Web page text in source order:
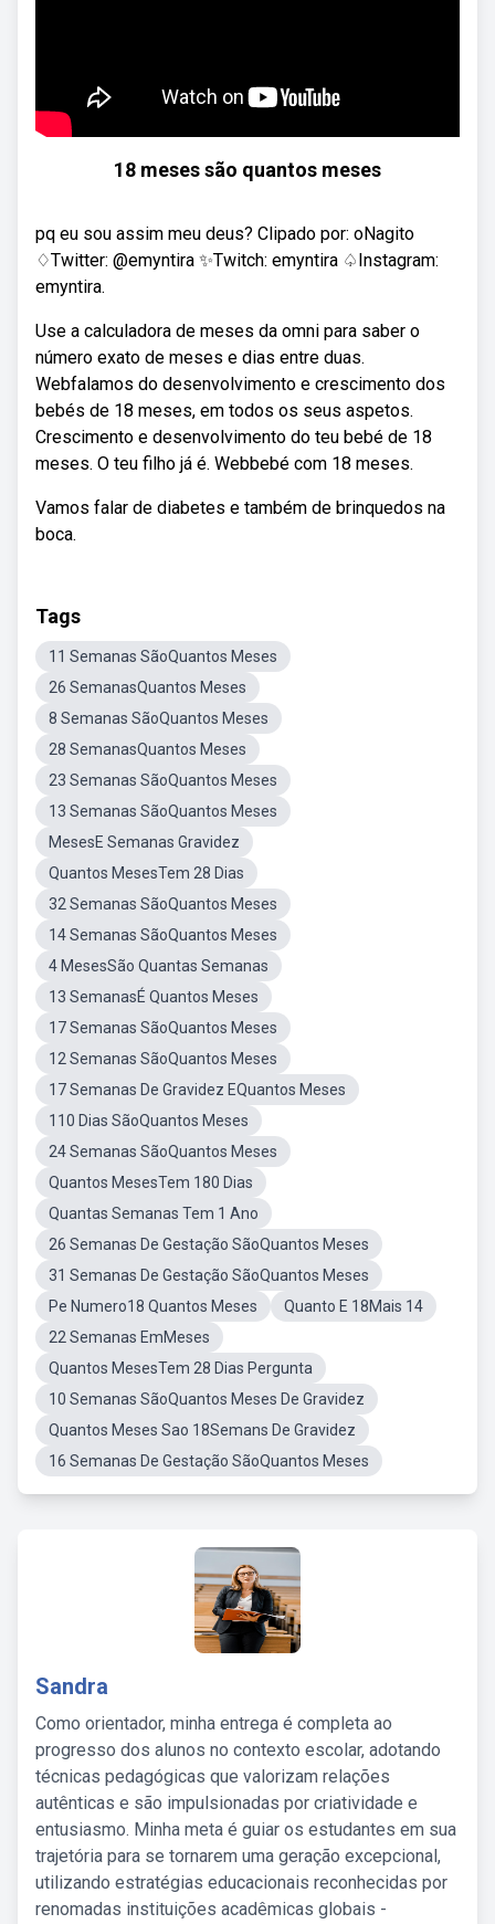
18 meses são quantos meses
pq eu sou assim meu deus? Clipado por: oNagito
♢Twitter: @emyntira ✨Twitch: emyntira ♤Instagram:
emyntira.
Use a calculadora de meses da omni para saber o
número exato de meses e dias entre duas.
Webfalamos do desenvolvimento e crescimento dos
bebés de 18 meses, em todos os seus aspetos.
Crescimento e desenvolvimento do teu bebé de 18
meses. O teu filho já é. Webbebé com 18 meses.
Vamos falar de diabetes e também de brinquedos na
boca.
Tags
11 Semanas SãoQuantos Meses
26 SemanasQuantos Meses
8 Semanas SãoQuantos Meses
28 SemanasQuantos Meses
23 Semanas SãoQuantos Meses
13 Semanas SãoQuantos Meses
MesesE Semanas Gravidez
Quantos MesesTem 28 Dias
32 Semanas SãoQuantos Meses
14 Semanas SãoQuantos Meses
4 MesesSão Quantas Semanas
13 SemanasÉ Quantos Meses
17 Semanas SãoQuantos Meses
12 Semanas SãoQuantos Meses
17 Semanas De Gravidez EQuantos Meses
110 Dias SãoQuantos Meses
24 Semanas SãoQuantos Meses
Quantos MesesTem 180 Dias
Quantas Semanas Tem 1 Ano
26 Semanas De Gestação SãoQuantos Meses
31 Semanas De Gestação SãoQuantos Meses
Pe Numero18 Quantos Meses
Quanto E 18Mais 14
22 Semanas EmMeses
Quantos MesesTem 28 Dias Pergunta
10 Semanas SãoQuantos Meses De Gravidez
Quantos Meses Sao 18Semans De Gravidez
16 Semanas De Gestação SãoQuantos Meses
Sandra
Como orientador, minha entrega é completa ao
progresso dos alunos no contexto escolar, adotando
técnicas pedagógicas que valorizam relações
autênticas e são impulsionadas por criatividade e
entusiasmo. Minha meta é guiar os estudantes em sua
trajetória para se tornarem uma geração excepcional,
utilizando estratégias educacionais reconhecidas por
renomadas instituições acadêmicas globais -